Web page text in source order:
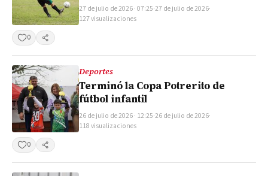
27 de julio de 2026 · 07:25·27 de julio de 2026·
127 visualizaciones
0
Compartir
Deportes
Terminó la Copa Potrerito de
fútbol infantil
26 de julio de 2026 · 12:25·26 de julio de 2026·
118 visualizaciones
0
Compartir